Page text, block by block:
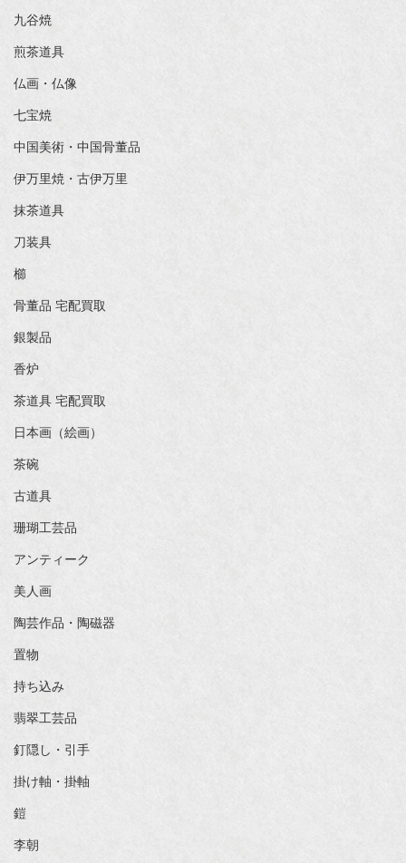
九谷焼
煎茶道具
仏画・仏像
七宝焼
中国美術・中国骨董品
伊万里焼・古伊万里
抹茶道具
刀装具
櫛
骨董品 宅配買取
銀製品
香炉
茶道具 宅配買取
日本画（絵画）
茶碗
古道具
珊瑚工芸品
アンティーク
美人画
陶芸作品・陶磁器
置物
持ち込み
翡翠工芸品
釘隠し・引手
掛け軸・掛軸
鎧
李朝